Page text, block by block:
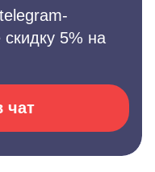
скидку 5% на
чат